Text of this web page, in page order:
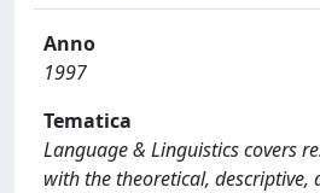
Anno
1997
Tematica
Language & Linguistics covers
with the theoretical, descriptive,